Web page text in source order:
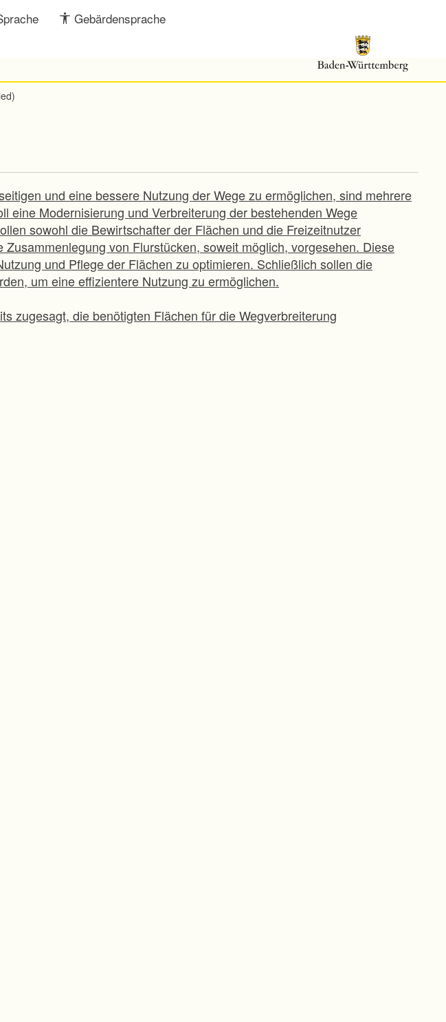
Gebärdensprache
und eine bessere Nutzung der Wege zu ermöglichen, sind mehrere
eine Modernisierung und Verbreiterung der bestehenden Wege
sowohl die Bewirtschafter der Flächen und die Freizeitnutzer
Zusammenlegung von Flurstücken, soweit möglich, vorgesehen. Diese
und Pflege der Flächen zu optimieren. Schließlich sollen die
um eine effizientere Nutzung zu ermöglichen.
zugesagt, die benötigten Flächen für die Wegverbreiterung